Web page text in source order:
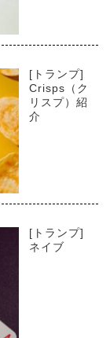
[トランプ]
Crisps（ク
リスプ）紹
介
[トランプ]
ネイブ